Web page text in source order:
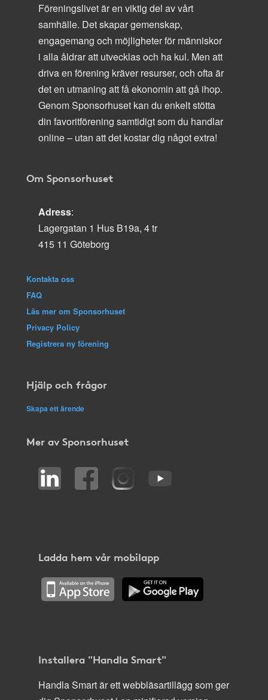
Föreningslivet är en viktig del av vårt
samhälle. Det skapar gemenskap,
engagemang och möjligheter för människor
i alla åldrar att utvecklas och ha kul. Men att
driva en förening kräver resurser, och ofta är
det en utmaning att få ekonomin att gå ihop.
Genom Sponsorhuset kan du enkelt stötta
din favoritförening samtidigt som du handlar
online – utan att det kostar dig något extra!
Om Sponsorhuset
Adress:
Lagergatan 1 Hus B19a, 4 tr
415 11 Göteborg
Kontakta oss
FAQ
Läs mer om Sponsorhuset
Privacy Policy
Registrera ny förening
Hjälp och frågor
Skapa ett ärende
Mer av Sponsorhuset
Ladda hem vår mobilapp
Installera "Handla Smart"
Handla Smart är ett webbläsartillägg som ger